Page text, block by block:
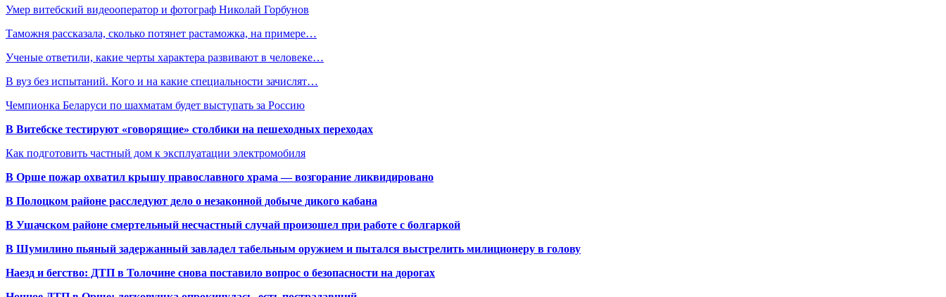
Умер витебский видеооператор и фотограф Николай Горбунов
Таможня рассказала, сколько потянет растаможка, на примере…
Ученые ответили, какие черты характера развивают в человеке…
В вуз без испытаний. Кого и на какие специальности зачислят…
Чемпионка Беларуси по шахматам будет выступать за Россию
В Витебске тестируют «говорящие» столбики на пешеходных переходах
Как подготовить частный дом к эксплуатации электромобиля
В Орше пожар охватил крышу православного храма — возгорание ликвидировано
В Полоцком районе расследуют дело о незаконной добыче дикого кабана
В Ушачском районе смертельный несчастный случай произошел при работе с болгаркой
В Шумилино пьяный задержанный завладел табельным оружием и пытался выстрелить милиционеру в голову
Наезд и бегство: ДТП в Толочине снова поставило вопрос о безопасности на дорогах